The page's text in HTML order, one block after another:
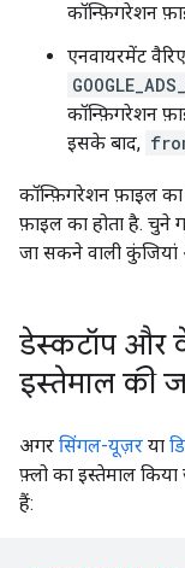
कॉन्फ़िगरेशन
एनवायरमेंट
कॉन्फ़िगरेशन
इसके बाद,
कॉन्फ़िगरेशन फ़ाइल का
फ़ाइल का होता है. चुने
जा सकने वाली
डेस्कटॉप और
इस्तेमाल की
अगर सिंगल-यूज़र या
फ़्लो का इस्तेमाल
हैं: